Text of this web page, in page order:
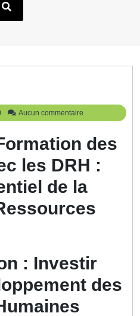
training360
Aucun commentaire
des
les DRH :
de la
: Investir
des